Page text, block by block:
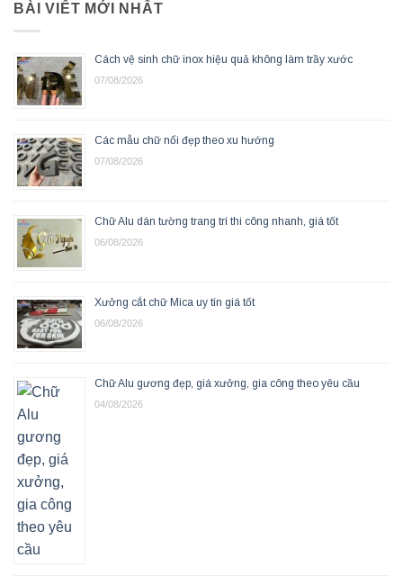
BÀI VIẾT MỚI NHẤT
Cách vệ sinh chữ inox hiệu quả không làm trầy xước
07/08/2026
Các mẫu chữ nổi đẹp theo xu hướng
07/08/2026
Chữ Alu dán tường trang trí thi công nhanh, giá tốt
06/08/2026
Xưởng cắt chữ Mica uy tín giá tốt
06/08/2026
Chữ Alu gương đẹp, giá xưởng, gia công theo yêu cầu
04/08/2026